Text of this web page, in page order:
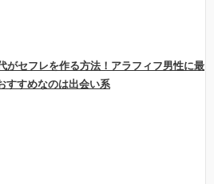
がセフレを作る方法！アラフィフ男性に最
すすめなのは出会い系